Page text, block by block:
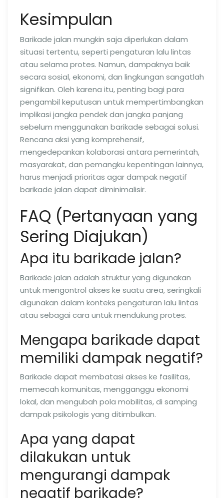
Kesimpulan
Barikade jalan mungkin saja diperlukan dalam
situasi tertentu, seperti pengaturan lalu lintas
atau selama protes. Namun, dampaknya baik
secara sosial, ekonomi, dan lingkungan sangatlah
signifikan. Oleh karena itu, penting bagi para
pengambil keputusan untuk mempertimbangkan
implikasi jangka pendek dan jangka panjang
sebelum menggunakan barikade sebagai solusi.
Rencana aksi yang komprehensif,
mengedepankan kolaborasi antara pemerintah,
masyarakat, dan pemangku kepentingan lainnya,
harus menjadi prioritas agar dampak negatif
barikade jalan dapat diminimalisir.
FAQ (Pertanyaan yang
Sering Diajukan)
Apa itu barikade jalan?
Barikade jalan adalah struktur yang digunakan
untuk mengontrol akses ke suatu area, seringkali
digunakan dalam konteks pengaturan lalu lintas
atau sebagai cara untuk mendukung protes.
Mengapa barikade dapat
memiliki dampak negatif?
Barikade dapat membatasi akses ke fasilitas,
memecah komunitas, mengganggu ekonomi
lokal, dan mengubah pola mobilitas, di samping
dampak psikologis yang ditimbulkan.
Apa yang dapat
dilakukan untuk
mengurangi dampak
negatif barikade?